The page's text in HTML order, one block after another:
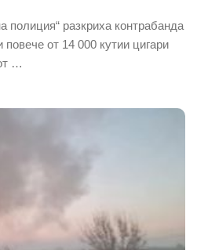
полиция“ разкриха контрабанда
повече от 14 000 кутии цигари
…